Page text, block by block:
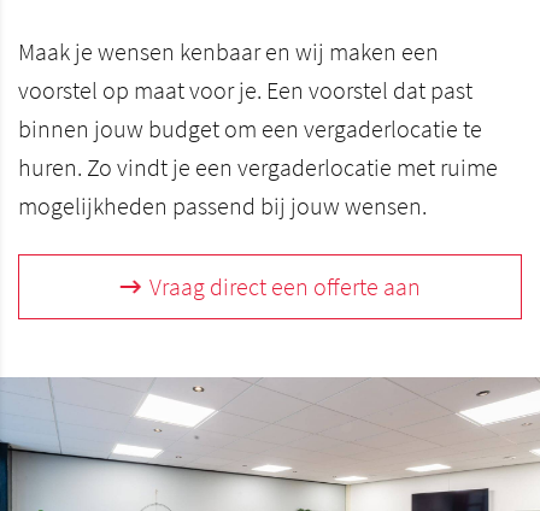
Maak je wensen kenbaar en wij maken een
voorstel op maat voor je. Een voorstel dat past
binnen jouw budget om een vergaderlocatie te
huren. Zo vindt je een vergaderlocatie met ruime
mogelijkheden passend bij jouw wensen.
Vraag direct een offerte aan